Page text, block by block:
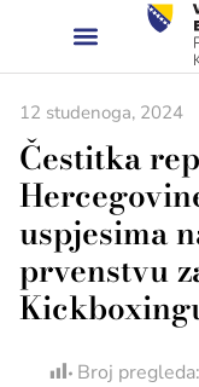
12 studenoga, 2024
Čestitka
uspjesima
prvenstvu
Broj pregleda: